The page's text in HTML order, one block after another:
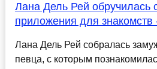
Лана Дель Рей обручилась
приложения для
Лана Дель Рей собралась
певца, с которым